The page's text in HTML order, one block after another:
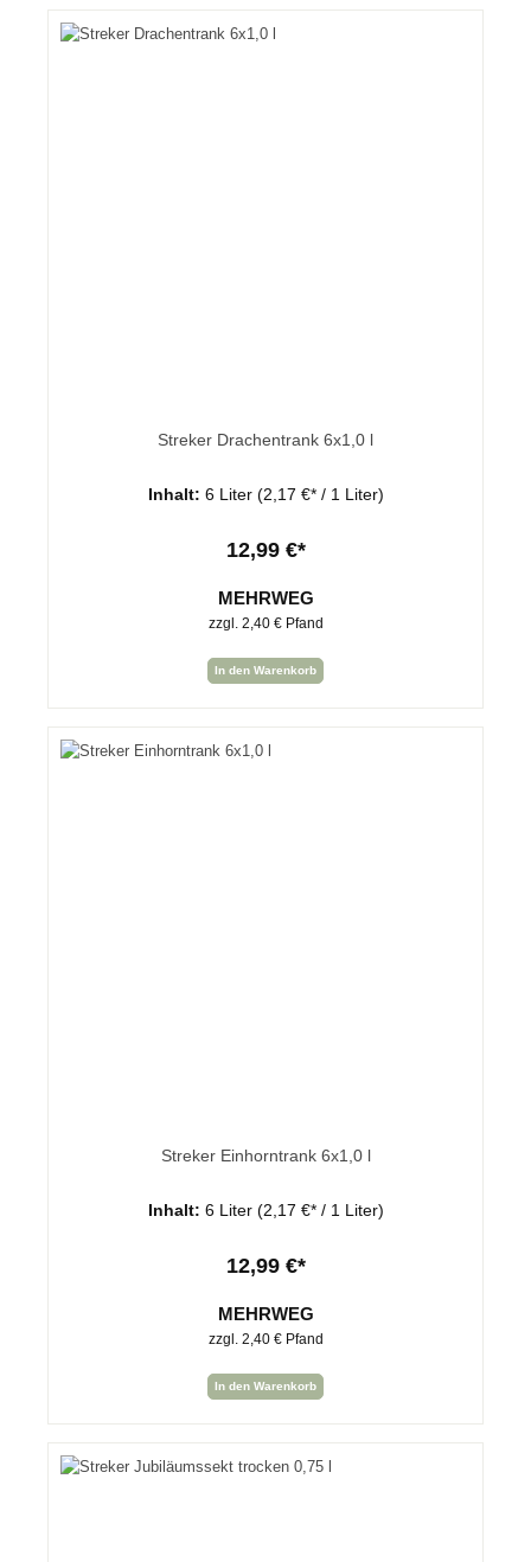
Streker Drachentrank 6x1,0 l
Inhalt: 6 Liter (2,17 €* / 1 Liter)
12,99 €*
MEHRWEG
zzgl. 2,40 € Pfand
In den Warenkorb
Streker Einhorntrank 6x1,0 l
Inhalt: 6 Liter (2,17 €* / 1 Liter)
12,99 €*
MEHRWEG
zzgl. 2,40 € Pfand
In den Warenkorb